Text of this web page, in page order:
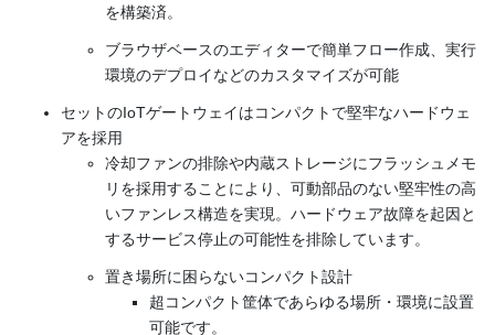
を構築済。
ブラウザベースのエディターで簡単フロー作成、実行
環境のデプロイなどのカスタマイズが可能
セットのIoTゲートウェイはコンパクトで堅牢なハードウェ
アを採用
冷却ファンの排除や内蔵ストレージにフラッシュメモ
リを採用することにより、可動部品のない堅牢性の高
いファンレス構造を実現。ハードウェア故障を起因と
するサービス停止の可能性を排除しています。
置き場所に困らないコンパクト設計
超コンパクト筐体であらゆる場所・環境に設置
可能です。